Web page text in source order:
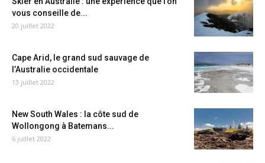
vous conseille de...
20 juillet 2022
Cape Arid, le grand sud sauvage de
l’Australie occidentale
13 juillet 2022
New South Wales : la côte sud de
Wollongong à Batemans...
6 juillet 2022